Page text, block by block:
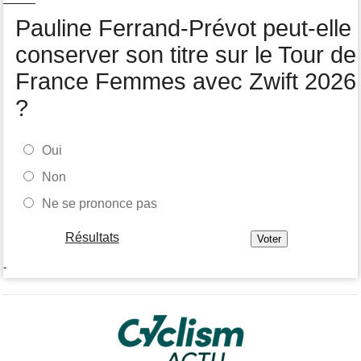
05/08
Tour de Pologne
Jamais 2 sans 3 pour Jonathan Milan, vainqueur de la 3e étape !
Pauline Ferrand-Prévot peut-elle
conserver son titre sur le Tour de
France Femmes avec Zwift 2026
?
Oui
Non
Ne se prononce pas
Résultats
-